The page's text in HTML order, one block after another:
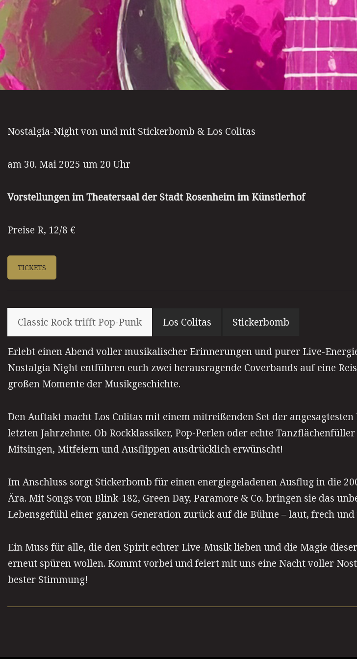
Nostalgia-Night von und mit Stickerbomb & Los Colitas
am 30. Mai 2025 um 20 Uhr
Vorstellungen imTheatersaal der Stadt Rosenheim im Künstlerhof
Preise R, 12/8 €
TICKETS
Classic Rock trifft Pop-Punk Los Colitas Stickerbomb
Erlebt einen Abend voller musikalischer Erinnerungen und purer Live-
Nostalgia Night entführen euch zwei herausragende Coverbands auf eine
großen Momente der Musikgeschichte.
Den Auftakt macht Los Colitas mit einem mitreißenden Set der
letzten Jahrzehnte. Ob Rockklassiker, Pop-Perlen oder echte
Mitsingen, Mitfeiern und Ausflippen ausdrücklich erwünscht!
Im Anschluss sorgt Stickerbomb für einen energiegeladenen Ausflug in die
Ära. Mit Songs von Blink-182, Green Day, Paramore & Co. bringen sie das
Lebensgefühl einer ganzen Generation zurück auf die Bühne – laut, frech
Ein Muss für alle, die den Spirit echter Live-Musik lieben und die Magie
erneut spüren wollen. Kommt vorbei und feiert mit uns eine Nacht voller
bester Stimmung!